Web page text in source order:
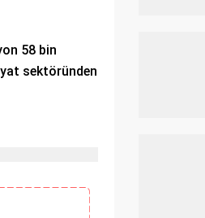
58 bin
sektöründen